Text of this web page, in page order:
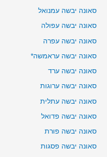
סאונה יבשה עמנואל
סאונה יבשה עפולה
סאונה יבשה עפרה
סאונה יבשה עראמשה*
סאונה יבשה ערד
סאונה יבשה ערוגות
סאונה יבשה עתלית
סאונה יבשה פדואל
סאונה יבשה פורת
סאונה יבשה פסגות